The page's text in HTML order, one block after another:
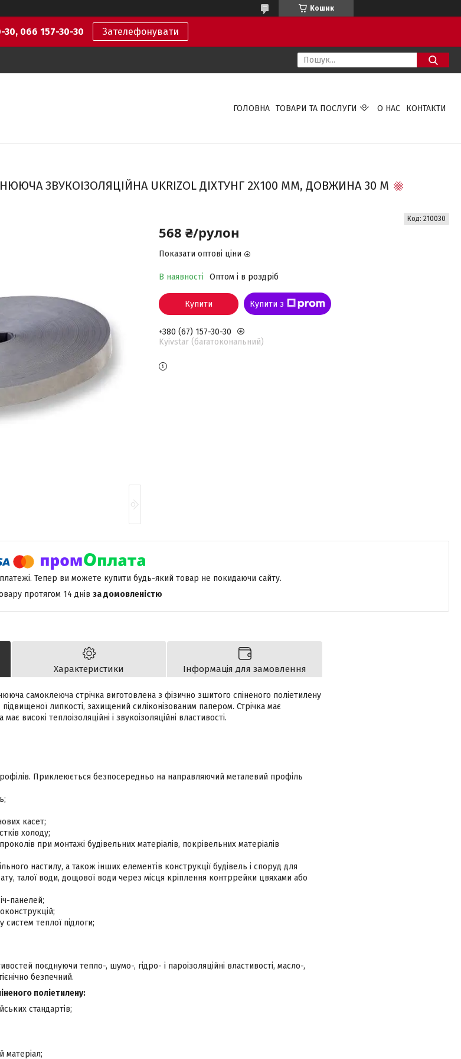
Кошик
30, 066 157-30-30 Зателефонувати
ГОЛОВНА ТОВАРИ ТА ПОСЛУГИ О НАС КОНТАКТИ
ЗВУКОІЗОЛЯЦІЙНА UKRIZOL ДІХТУНГ 2Х100 ММ, ДОВЖИНА 30 М
568 ₴/рулон
Показати оптові ціни
В наявності Оптом і в роздріб
Код: 210030
Купити Купити з
+380 (67) 157-30-30
Kyivstar (багатокональний)
платежі. Тепер ви можете купити будь-який товар не покидаючи сайту.
протягом 14 днів за домовленістю
Характеристики Інформація для замовлення
самоклеюча стрічка виготовлена з фізично зшитого спіненого поліетилену
липкості, захищений силіконізованим папером. Стрічка має
високі теплоізоляційні і звукоізоляційні властивості.
Приклеюється безпосередньо на направляючий металевий профіль
касет;
холоду;
при монтажі будівельних матеріалів, покрівельних матеріалів
настилу, а також інших елементів конструкції будівель і споруд для
талої води, дощової води через місця кріплення контррейки цвяхами або
панелей;
теплої підлоги;
поєднуючи тепло-, шумо-, гідро- і пароізоляційні властивості, масло-,
безпечний.
поліетилену:
стандартів;
матеріал;